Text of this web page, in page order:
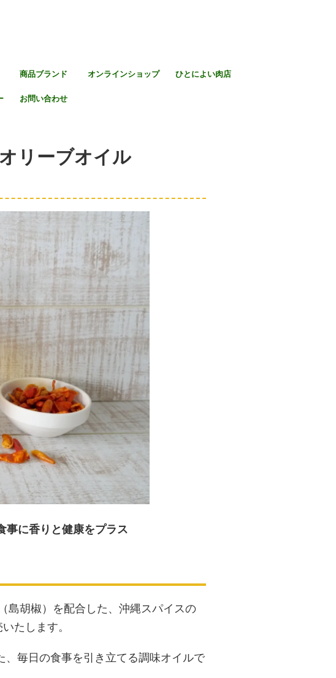
商品ブランド オンラインショップ ひとによい肉店
お問い合わせ
リーブオイル
事に香りと健康をプラス
島胡椒）を配合した、沖縄スパイスの
たします。
毎日の食事を引き立てる調味オイルで